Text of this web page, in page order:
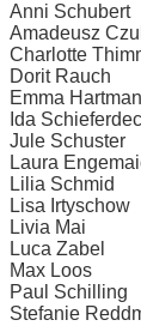
Anni Schubert
Amadeusz
Charlotte
Dorit Rauch
Emma
Ida
Jule Schuster
Laura
Lilia Schmid
Lisa Irtyschow
Livia Mai
Luca Zabel
Max Loos
Paul Schilling
Stefanie